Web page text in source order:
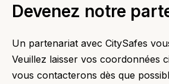
Devenez notre
Un partenariat avec CitySafes
Veuillez laisser vos coordonnées
vous contacterons dès que